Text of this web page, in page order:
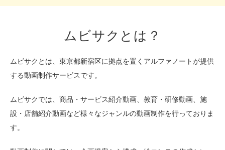
ムビサクとは？
ムビサクとは、東京都新宿区に拠点を置くアルファノートが提供
する動画制作サービスです。
ムビサクでは、商品・サービス紹介動画、教育・研修動画、施
設・店舗紹介動画など様々なジャンルの動画制作を行っておりま
す。